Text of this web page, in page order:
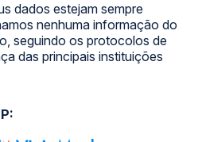
dados estejam sempre
nenhuma informação do
seguindo os protocolos de
das principais instituições